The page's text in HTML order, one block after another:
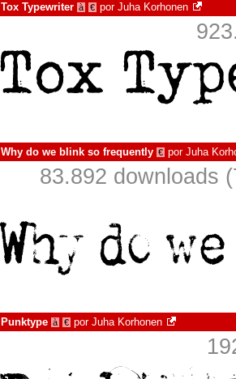
Tox Typewriter à € por Juha Korhonen
Why do we blink so frequently € por Juha
83.892 downloads
Punktype à € por Juha Korhonen